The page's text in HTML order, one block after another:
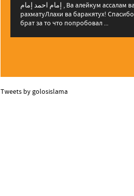
إمام احمد إمام , Ва алейкум ассалам ва
рахматуЛлахи ва баракятух! Спасибо
брат за то что попробовал ...
Tweets by golosislama